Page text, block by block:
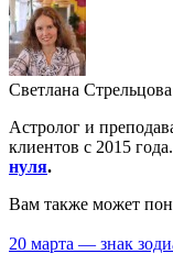
Светлана Стрельцова
Астролог и
клиентов с 2015 года.
нуля.
Вам также может
20 марта — знак